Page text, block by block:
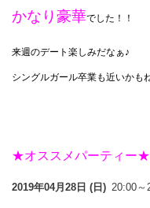
かなり豪華でした！！
来週のデート楽しみだなぁ♪
シングルガール卒業も近いかも
★オススメパーティー★
2019年04月28日 (日) 20:00～